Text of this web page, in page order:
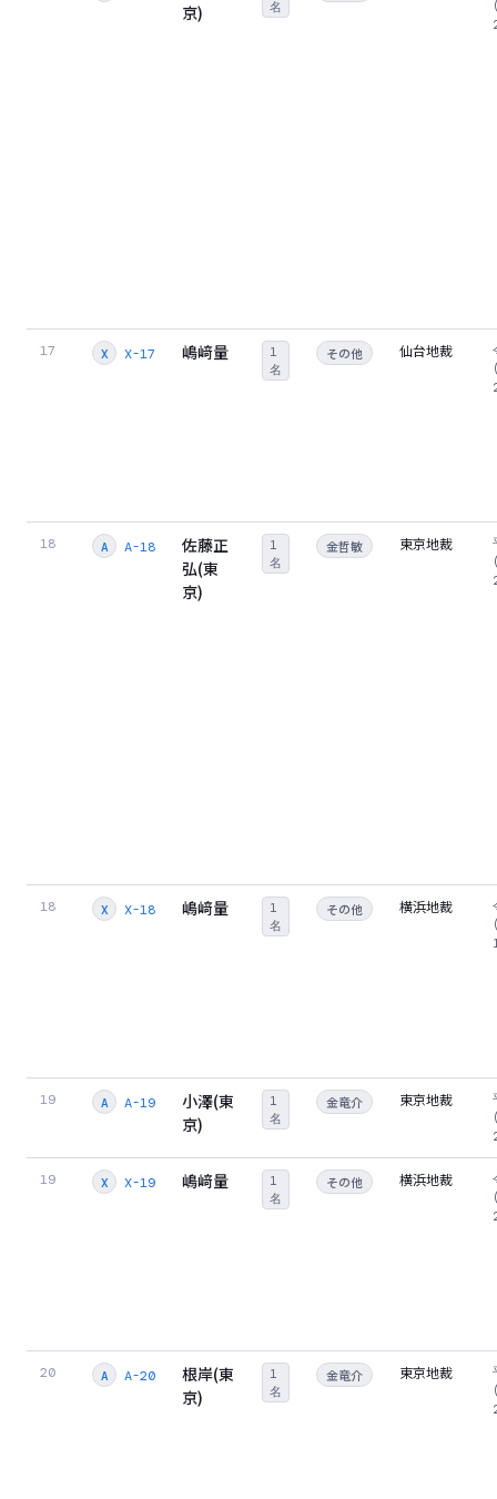
京)
名
17 X X-17 嶋﨑量
1
名
その他 仙台地裁
18 A A-18
佐藤正
弘(東
京)
1
名
金哲敏 東京地裁
18 X X-18 嶋﨑量
1
名
その他 横浜地裁
19 A A-19
小澤(東
京)
1
名
金竜介 東京地裁
19 X X-19 嶋﨑量
1
名
その他 横浜地裁
20 A A-20
根岸(東
京)
1
名
金竜介 東京地裁